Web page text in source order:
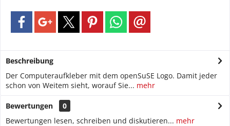
Beschreibung
Der Computeraufkleber mit dem openSuSE Logo. Damit jeder
schon von Weitem sieht, worauf Sie... mehr
Bewertungen
0
Bewertungen lesen, schreiben und diskutieren... mehr